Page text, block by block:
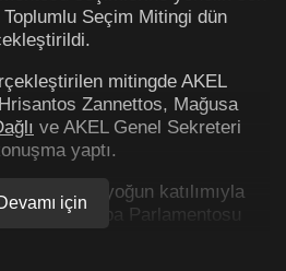
Seçim Mitingi dün
mitingde AKEL
Zannettos, Mağusa
ve AKEL Genel Sekreteri
yaptı.
yurttaşların yoğun katılımıyla
AKEL Avrupa Parlamentosu
için